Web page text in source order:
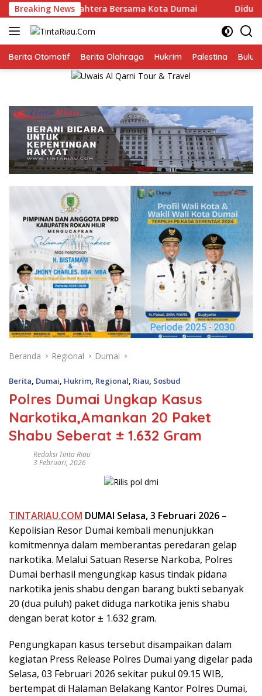
Langsung
ke
konten
Breaking News
Sejahtera Bersama Kota Dumai Diduga Gunakan
Berita Otomotif Berita Olahraga Hukrim Palestina
Beranda Regional Dumai
Berita, Dumai, Hukrim, Regional, Riau, Sosbud
Polres Dumai Ungkap Kasus
Narkotika,Amankan 20 Paket
Shabu Seberat ± 1.632 Gram
Redaksi Tinta Riau
3 Februari, 2026
TINTARIAU.COM DUMAI Selasa, 3 Februari 2026 –
Kepolisian Resor Dumai kembali menunjukkan
komitmennya dalam memberantas peredaran gelap
narkotika. Melalui Satuan Reserse Narkoba, Polres
Dumai berhasil mengungkap kasus tindak pidana
narkotika jenis shabu dengan barang bukti sebanyak
20 (dua puluh) paket diduga narkotika jenis shabu
dengan berat kotor ± 1.632 gram.
Pengungkapan kasus tersebut disampaikan dalam
kegiatan Press Release Polres Dumai yang digelar pada
Selasa, 03 Februari 2026 sekitar pukul 09.15 WIB,
bertempat di Halaman Belakang Kantor Polres Dumai,